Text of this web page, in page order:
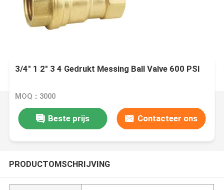
3/4" 1 2" 3 4 Gedrukt Messing Ball Valve 600 PSI
MOQ：3000
Beste prijs Contacteer ons
PRODUCTOMSCHRIJVING